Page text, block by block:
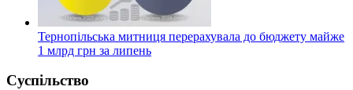
Тернопільська митниця перерахувала до бюджету майже
1 млрд грн за липень
Суспільство